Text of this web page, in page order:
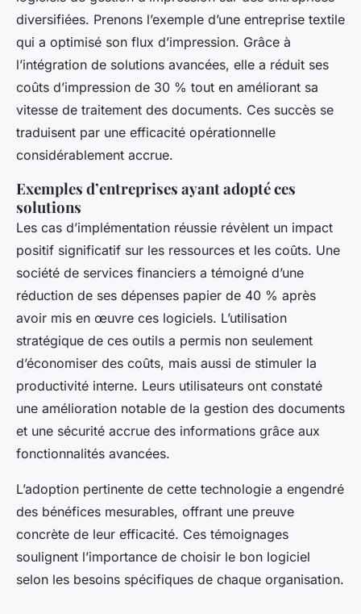
diversifiées. Prenons l’exemple d’une entreprise textile
qui a optimisé son flux d’impression. Grâce à
l’intégration de solutions avancées, elle a réduit ses
coûts d’impression de 30 % tout en améliorant sa
vitesse de traitement des documents. Ces succès se
traduisent par une efficacité opérationnelle
considérablement accrue.
Exemples d’entreprises ayant adopté ces
solutions
Les cas d’implémentation réussie révèlent un impact
positif significatif sur les ressources et les coûts. Une
société de services financiers a témoigné d’une
réduction de ses dépenses papier de 40 % après
avoir mis en œuvre ces logiciels. L’utilisation
stratégique de ces outils a permis non seulement
d’économiser des coûts, mais aussi de stimuler la
productivité interne. Leurs utilisateurs ont constaté
une amélioration notable de la gestion des documents
et une sécurité accrue des informations grâce aux
fonctionnalités avancées.
L’adoption pertinente de cette technologie a engendré
des bénéfices mesurables, offrant une preuve
concrète de leur efficacité. Ces témoignages
soulignent l’importance de choisir le bon logiciel
selon les besoins spécifiques de chaque organisation.